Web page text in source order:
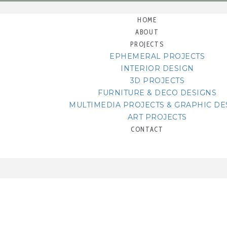
HOME
ABOUT
PROJECTS
EPHEMERAL PROJECTS
INTERIOR DESIGN
3D PROJECTS
FURNITURE & DECO DESIGNS
MULTIMEDIA PROJECTS & GRAPHIC
ART PROJECTS
CONTACT